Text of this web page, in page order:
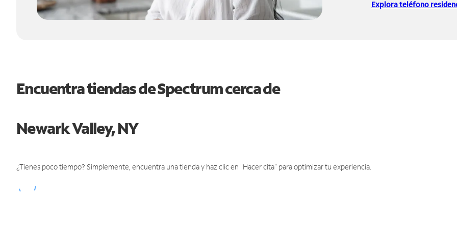
Explora teléfono
Encuentra tiendas de Spectrum cerca de
Newark Valley, NY
¿Tienes poco tiempo? Simplemente, encuentra una tienda y haz clic en "Hacer cita" para optimizar tu experiencia.